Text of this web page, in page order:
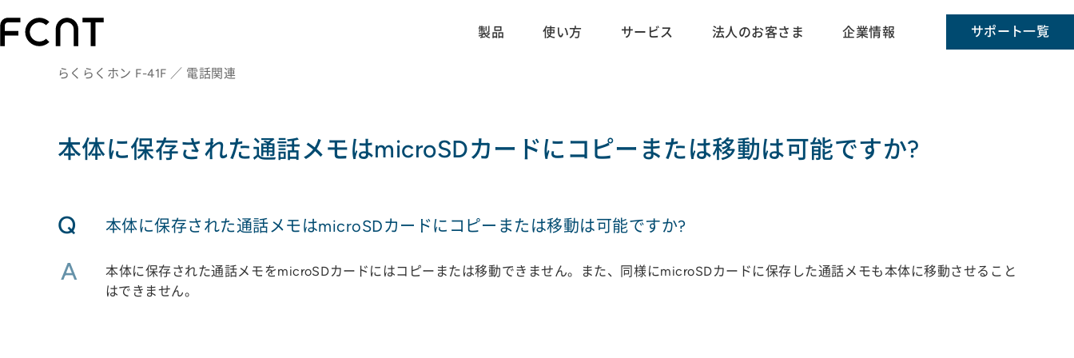
製品 使い方 サービス 法人のお客さま 企業情報 サポート一覧
らくらくホン F-41F ／ 電話関連
本体に保存された通話メモはmicroSDカードにコピーまたは移動は可能ですか?
Q 本体に保存された通話メモはmicroSDカードにコピーまたは移動は可能ですか?
A
本体に保存された通話メモをmicroSDカードにはコピーまたは移動できません。また、同様にmicroSDカードに保存した通話メモも本体に移動させること
はできません。